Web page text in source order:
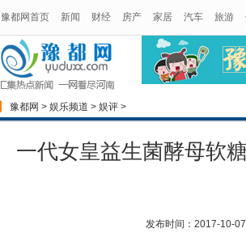
豫都网首页 新闻 财经 房产 家居 汽车 旅游
豫都网 > 娱乐频道 > 娱评 >
一代女皇益生菌酵母软
发布时间：2017-10-